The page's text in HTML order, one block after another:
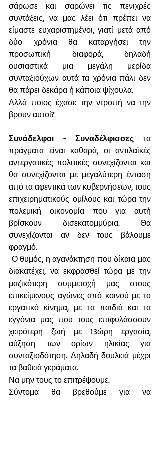
σάρωσε και σαρώνει τις πενιχρές
συντάξεις, να μας λέει ότι πρέπει να
είμαστε ευχαριστημένοι, γιατί μετά από
δύο χρόνια θα καταργήσει την
προσωπική διαφορά, δηλαδή
ουσιαστικά μια μεγάλη μερίδα
συνταξιούχων αυτά τα χρόνια πάλι δεν
θα πάρει δεκάρα ή κάποια ψίχουλα.
Αλλά ποιος έχασε την ντροπή να την
βρουν αυτοί?
Συνάδελφοι - Συναδέλφισσες τα
πράγματα είναι καθαρά, οι αντιλαϊκές
αντεργατικές πολιτικές συνεχίζονται και
θα συνεχίζονται με μεγαλύτερη ένταση
από τα αφεντικά των κυβερνήσεων, τους
επιχειρηματικούς ομίλους και τώρα την
πολεμική οικονομία που για αυτή
βρίσκουν δισεκατομμύρια. Θα
συνεχίζονται αν δεν τους βάλουμε
φραγμό.
Ο θυμός, η αγανάκτηση που δίκαια μας
διακατέχει, να εκφρασθεί τώρα με την
μαζικότερη συμμετοχή μας στους
επικείμενους αγώνες από κοινού με το
εργατικό κίνημα, με τα παιδιά και τα
εγγόνια μας που τους επιφυλάσσουν
χειρότερη ζωή με 13ώρη εργασία,
αύξηση των ορίων ηλικίας για
συνταξιοδότηση. Δηλαδή δουλειά μέχρι
τα βαθειά γεράματα.
Να μην τους το επιτρέψουμε.
Σύντομα θα βρεθούμε για να